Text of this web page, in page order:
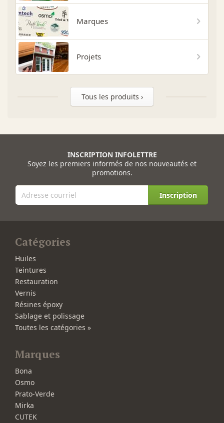
Marques
Projets
Tous les produits ›
INSCRIPTION INFOLETTRE
Soyez les premiers informés de nos nouveautés et
promotions.
Inscription
Catégories
Huiles
Teintures
Restauration
Vernis
Résines époxy
Sablage et polissage
Toutes les catégories »
Marques
Bona
Osmo
Prato-Verde
Mirka
CUTEK